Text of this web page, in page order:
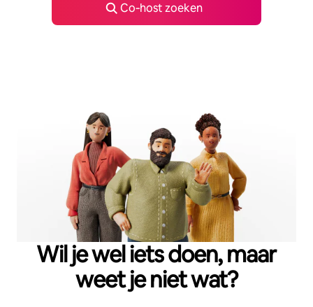
Co‑host zoeken
Wil je wel iets doen, maar
weet je niet wat?